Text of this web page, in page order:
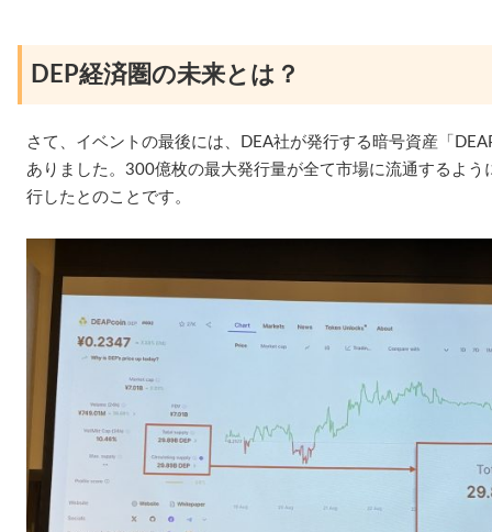
DEP経済圏の未来とは？
さて、イベントの最後には、DEA社が発行する暗号資産「
ありました。300億枚の最大発行量が全て市場に流通するよ
行したとのことです。